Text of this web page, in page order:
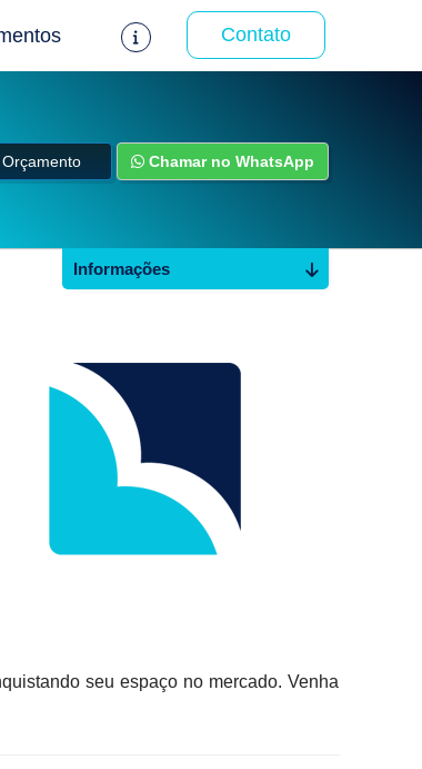
Contato
Chamar no WhatsApp
seu espaço no mercado. Venha
Informações